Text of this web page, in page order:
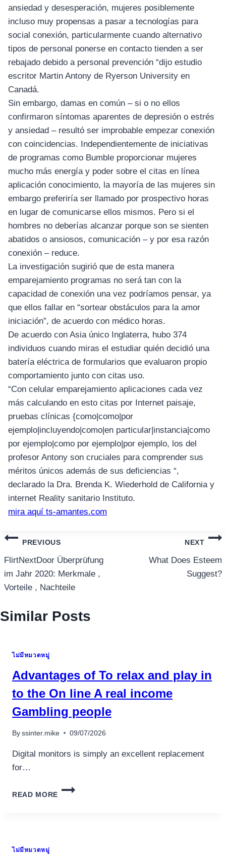
ansiedad y desesperación, mujeres posiblemente
incluso muy propensas a pasar a tecnologías para
social conexión, particularmente cuando alternativo
tipos de personal ponerse en contacto tienden a ser
rebajado debido a personal prevención “dijo estudio
escritor Martin Antony de Ryerson University en
Canadá.
Sin embargo, damas en común – si o no ellos
confirmaron síntomas aparentes de depresión o estrés
y ansiedad – resultó ser improbable empezar conexión
con coincidencias. Independientemente de iniciativas
de programas como Bumble proporcionar mujeres
mucho más energía y poder sobre el citas en línea
aplicación conocimiento, la mayoría de las mujeres sin
embargo preferiría ser llamado por prospectivo horas
en lugar de comunicarse ellos mismos. Pero si el
hombres no deberías alcanzar porque son se sienten
abatidos o ansiosos, comunicación – y por esa razón
conexión – reduce.
La investigación sugirió que de esta manera
emparejamiento programas no será tan con la
capacidad de conexión una vez podríamos pensar, ya
que ellos fallar en “sortear obstáculos para la amor
iniciación”, de acuerdo con médico horas.
De acuerdo con Asia único Inglaterra, hubo 374
individuos cuando miras el estudiar quién decidió una
batería eléctrica de formularios que evaluaron propio
comportamiento junto con citas uso.
“Con celular emparejamiento aplicaciones cada vez
más calculando en esto citas por Internet paisaje,
pruebas clínicas {como|como|por
ejemplo|incluyendo|como|en particular|instancia|como
por ejemplo|como por ejemplo|por ejemplo, los del
profesor Antony son cruciales para comprender sus
méritos únicos además de sus deficiencias “,
declarado la Dra. Brenda K. Wiederhold de California y
internet Reality sanitario Instituto.
mira aquí ts-amantes.com
แนะแนว
เรื่อง
PREVIOUS
FlirtNextDoor Überprüfung
im Jahr 2020: Merkmale ,
Vorteile , Nachteile
NEXT
What Does Esteem
Suggest?
Similar Posts
ไม่มีหมวดหมู่
Advantages of To relax and play in
to the On line A real income
Gambling people
By ssinter.mike 09/07/2026
Digital monitors is simply an excellent replacement
for…
READ MORE
ADVANTAGES
ไม่มีหมวดหมู่